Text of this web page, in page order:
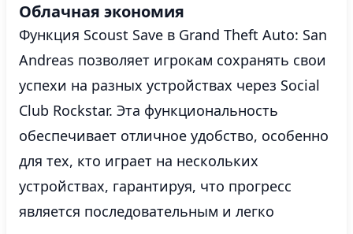
Облачная экономия
Функция Scoust Save в Grand Theft Auto: San
Andreas позволяет игрокам сохранять свои
успехи на разных устройствах через Social
Club Rockstar. Эта функциональность
обеспечивает отличное удобство, особенно
для тех, кто играет на нескольких
устройствах, гарантируя, что прогресс
является последовательным и легко